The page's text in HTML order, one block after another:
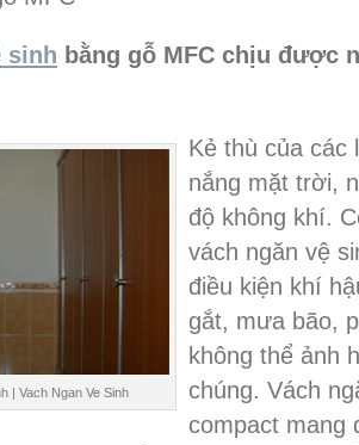
sinh bằng gỗ MFC chịu được
| Vach Ngan Ve Sinh
Kẻ thù của các
nắng mặt trời,
độ không khí.
vách ngăn vệ
điều kiện khí
gắt, mưa bão,
không thể ảnh
chúng. Vách
compact mang